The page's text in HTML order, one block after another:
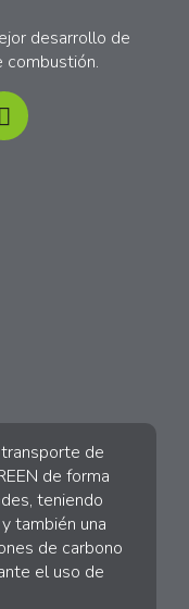
desarrollo de
combustión.
de
de forma
teniendo
también una
de carbono
el uso de